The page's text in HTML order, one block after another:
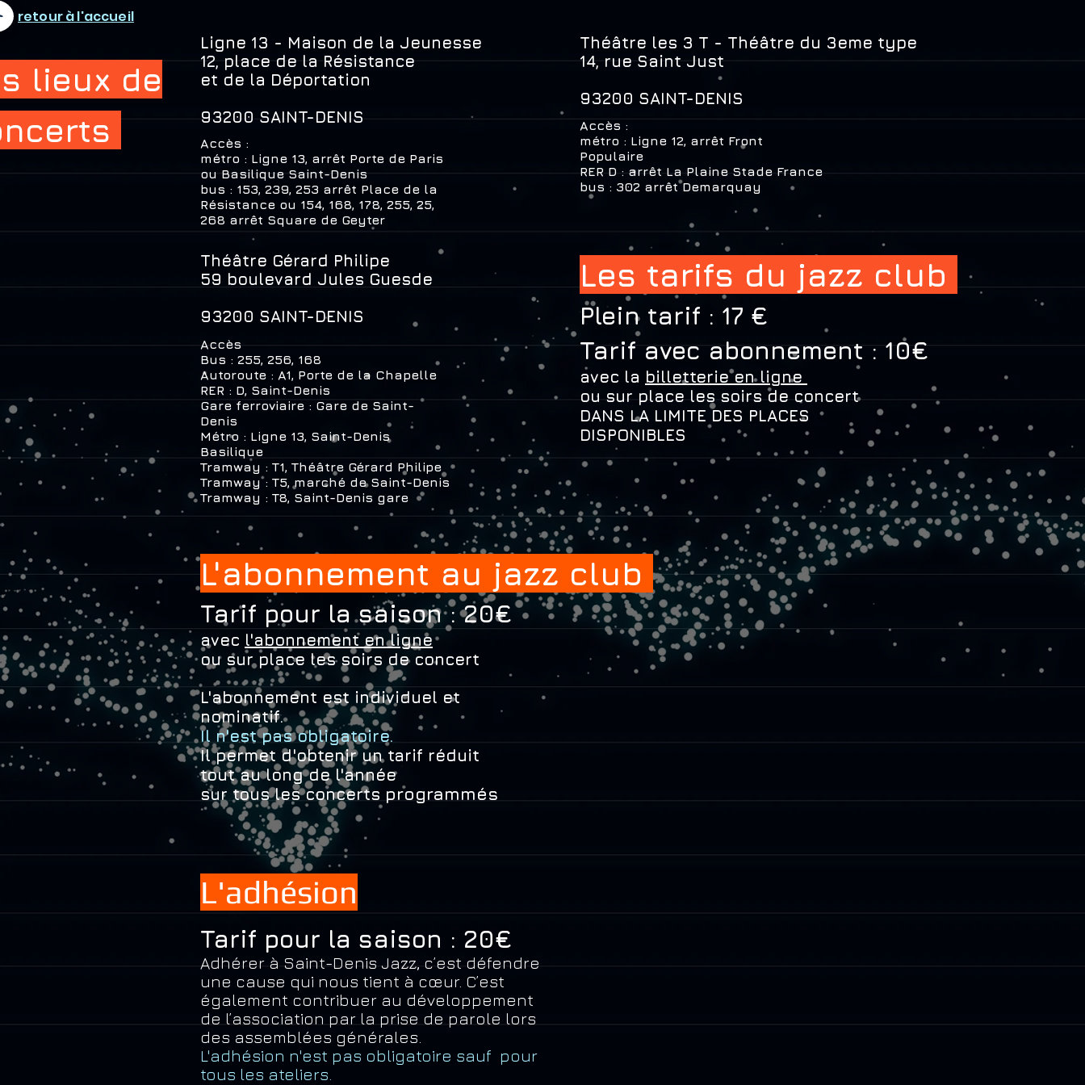
retour à l'accueil
lieux de
Ligne 13 - Maison de la Jeunesse
12, place de la Résistance
et de la Déportation
93200 SAINT-DENIS
Accès :
métro : Ligne 13, arrêt Porte de Paris
ou Basilique Saint-Denis
bus : 153, 239, 253 arrêt Place de la
Résistance ou 154, 168, 178, 255, 25,
268 arrêt Square de Geyter
Théâtre les 3 T - Théâtre du 3eme type
14, rue Saint Just
93200 SAINT-DENIS
Accès :
métro : Ligne 12, arrêt Front
Populaire
RER D : arrêt La Plaine Stade France
bus : 302 arrêt Demarquay
Théâtre Gérard Philipe
59 boulevard Jules Guesde
93200 SAINT-DENIS
Accès
Bus : 255, 256, 168
Autoroute : A1, Porte de la Chapelle
RER : D, Saint-Denis
Gare ferroviaire : Gare de Saint-
Denis
Métro : Ligne 13, Saint-Denis
Basilique
Tramway : T1, Théâtre Gérard Philipe
Tramway : T5, marché de Saint-Denis
Tramway : T8, Saint-Denis gare
Les tarifs du jazz club
Plein tarif : 17 €
Tarif avec abonnement : 10€
avec la billetterie en ligne
ou sur place les soirs de concert
DANS LA LIMITE DES PLACES
DISPONIBLES
L'abonnement au jazz club
Tarif pour la saison : 20€
avec l'abonnement en ligne
ou sur place les soirs de concert
L'abonnement est individuel et
nominatif.
Il n'est pas obligatoire.
Il permet d'obtenir un tarif réduit
tout au long de l'année
sur tous les concerts programmés
L'adhésion
Tarif pour la saison : 20€
Adhérer à Saint-Denis Jazz, c’est défendre
une cause qui nous tient à cœur. C’est
également contribuer au développement
de l’association par la prise de parole lors
des assemblées générales.
L'adhésion n'est pas obligatoire sauf pour
tous les ateliers.